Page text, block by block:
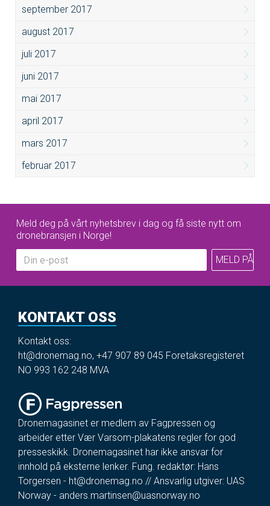
september 2017
august 2017
juli 2017
juni 2017
mai 2017
april 2017
mars 2017
februar 2017
Meld deg på vårt nyhetsbrev i dag og få siste nytt om
dronebransjen i Norge!
KONTAKT OSS
Kontakt oss:
ht@dronemag.no, +47 907 89 045 Foretaksregisteret
NO 993 162 248 MVA
Dronemagasinet er medlem av Fagpressen og
arbeider etter Vær Varsom-plakatens regler for god
presseskikk. Dronemagasinet har ikke ansvar for
innhold på eksterne lenker. Fung. redaktør: Hans
Torgersen - ht@dronemag.no // Ansvarlig utgiver: UAS
Norway - anders.martinsen@uasnorway.no